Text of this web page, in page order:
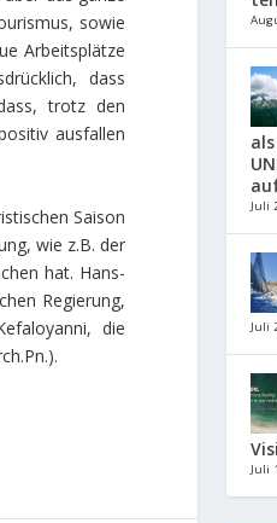
sowie
Arbeitsplätze
dass
trotz den
ausfallen
Saison
wie z.B. der
hat. Hans-
Regierung,
die
Juli
Juli
Juli